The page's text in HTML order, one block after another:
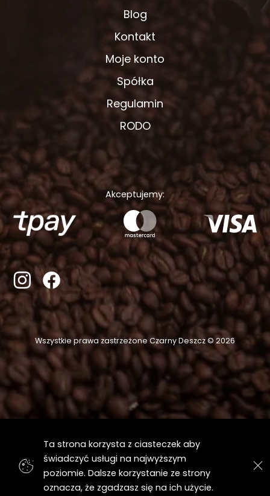
Blog
Kontakt
Moje konto
Spółka
Regulamin
RODO
Akceptujemy:
Wszystkie prawa zastrzeżone Czarny Deszcz © 2026
Ta strona korzysta z ciasteczek aby
świadczyć usługi na najwyższym
poziomie. Dalsze korzystanie ze strony
oznacza, że zgadzasz się na ich użycie.